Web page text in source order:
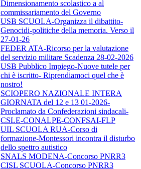
Dimensionamento scolastico a al
commissariamento del Governo
USB SCUOLA-Organizza il dibattito-
Genocidi-politiche della memoria. Verso il
27-01-26
FEDER ATA-Ricorso per la valutazione
del servizio militare Scadenza 28-02-2026
USB Pubblico Impiego-Nuove tutele per
chi è iscritto- Riprendiamoci quel che è
nostro!
SCIOPERO NAZIONALE INTERA
GIORNATA del 12 e 13 01-2026-
Proclamato da Confederazioni sindacali-
CSLE-CONALPE-CONFSAI-FLP
UIL SCUOLA RUA-Corso di
formazione-Montessori incontra il disturbo
dello spettro autistico
SNALS MODENA-Concorso PNRR3
CISL SCUOLA-Concorso PNRR3